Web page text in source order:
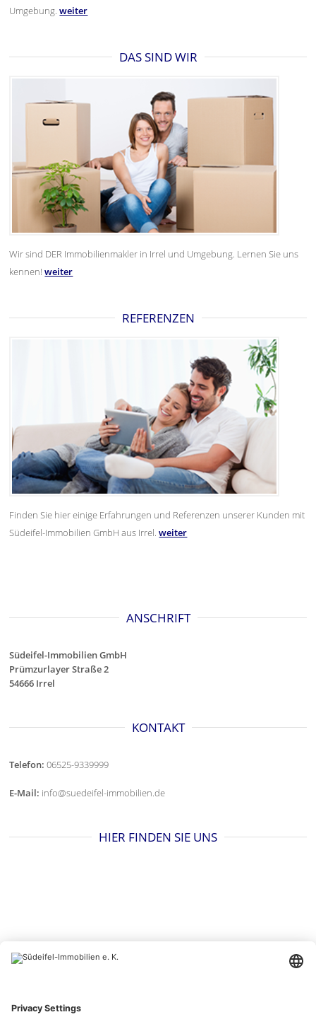
Umgebung.weiter
DAS SIND WIR
Wir sind DER Immobilienmakler in Irrel und Umgebung. Lernen Sie uns
kennen!weiter
REFERENZEN
Finden Sie hier einige Erfahrungen und Referenzen unserer Kunden mit
Südeifel-Immobilien GmbH aus Irrel.weiter
ANSCHRIFT
Südeifel-Immobilien GmbH
Prümzurlayer Straße 2
54666 Irrel
KONTAKT
Telefon: 06525-9339999
E-Mail: info@suedeifel-immobilien.de
HIER FINDEN SIE UNS